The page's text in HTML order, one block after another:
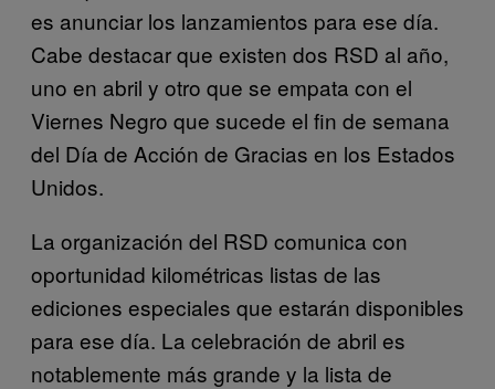
es anunciar los lanzamientos para ese día.
Cabe destacar que existen dos RSD al año,
uno en abril y otro que se empata con el
Viernes Negro que sucede el fin de semana
del Día de Acción de Gracias en los Estados
Unidos.
La organización del RSD comunica con
oportunidad kilométricas listas de las
ediciones especiales que estarán disponibles
para ese día. La celebración de abril es
notablemente más grande y la lista de